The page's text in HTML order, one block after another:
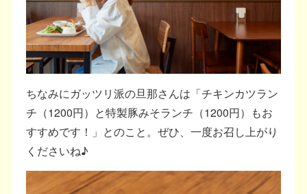
ちなみにガッツリ派の旦那さんは「チキンカツラン
チ（1200円）と特製豚みそランチ（1200円）もお
すすめです！」とのこと。ぜひ、一度お召し上がり
くださいね♪